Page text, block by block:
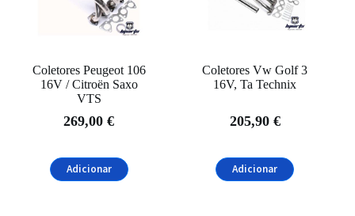
Coletores Peugeot 106
16V / Citroën Saxo
VTS
269,00€
Adicionar
Coletores Vw Golf 3
16V, Ta Technix
205,90 €
Adicionar